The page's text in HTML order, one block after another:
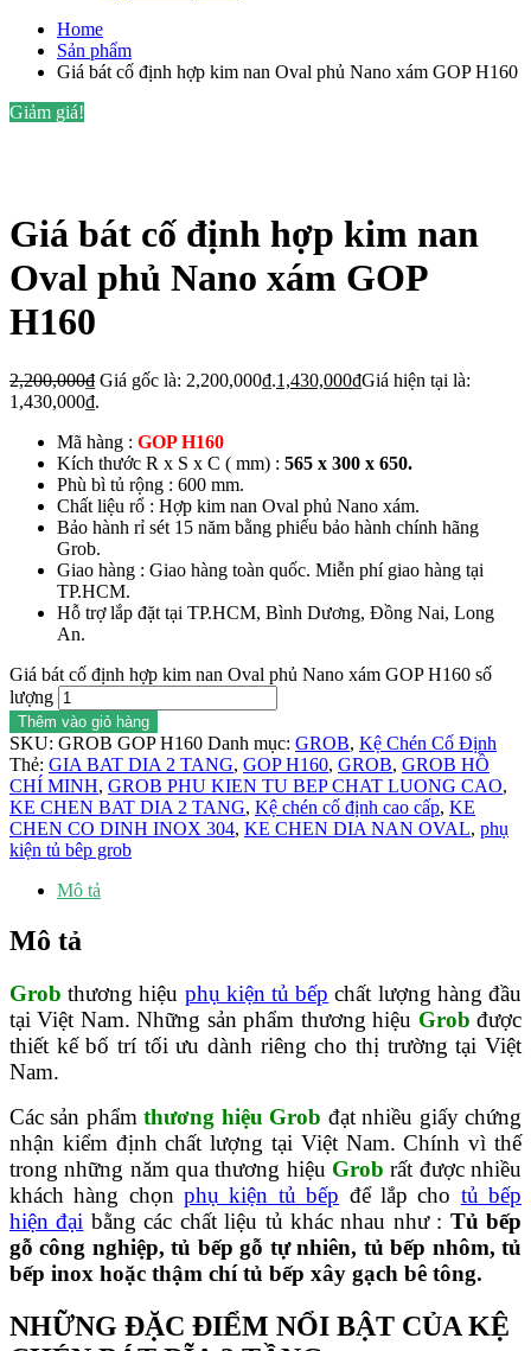
Home
Sản phẩm
Giá bát cố định hợp kim nan Oval phủ Nano xám GOP H160
Giảm giá!
Giá bát cố định hợp kim nan
Oval phủ Nano xám GOP
H160
2,200,000₫ Giá gốc là: 2,200,000₫.1,430,000₫Giá hiện tại là:
1,430,000₫.
Mã hàng : GOP H160
Kích thước R x S x C ( mm) : 565 x 300 x 650.
Phù bì tủ rộng : 600 mm.
Chất liệu rổ : Hợp kim nan Oval phủ Nano xám.
Bảo hành rỉ sét 15 năm bằng phiếu bảo hành chính hãng
Grob.
Giao hàng : Giao hàng toàn quốc. Miễn phí giao hàng tại
TP.HCM.
Hỗ trợ lắp đặt tại TP.HCM, Bình Dương, Đồng Nai, Long
An.
Giá bát cố định hợp kim nan Oval phủ Nano xám GOP H160 số
lượng
Thêm vào giỏ hàng
SKU: GROB GOP H160 Danh mục: GROB, Kệ Chén Cố Định
Thẻ: GIA BAT DIA 2 TANG, GOP H160, GROB, GROB HỒ
CHÍ MINH, GROB PHU KIEN TU BEP CHAT LUONG CAO,
KE CHEN BAT DIA 2 TANG, Kệ chén cố định cao cấp, KE
CHEN CO DINH INOX 304, KE CHEN DIA NAN OVAL, phụ
kiện tủ bêp grob
Mô tả
Mô tả
Grob thương hiệu phụ kiện tủ bếp chất lượng hàng đầu
tại Việt Nam. Những sản phẩm thương hiệu Grob được
thiết kế bố trí tối ưu dành riêng cho thị trường tại Việt
Nam.
Các sản phẩmthương hiệu Grob đạt nhiều giấy chứng
nhận kiểm định chất lượng tại Việt Nam. Chính vì thế
trong những năm qua thương hiệu Grob rất được nhiều
khách hàng chọnphụ kiện tủ bếp để lắp cho tủ bếp
hiện đại bằng các chất liệu tủ khác nhau như : Tủ bếp
gỗ công nghiệp, tủ bếp gỗ tự nhiên, tủ bếp nhôm, tủ
bếp inox hoặc thậm chí tủ bếp xây gạch bê tông.
NHỮNG ĐẶC ĐIỂM NỔI BẬT CỦA KỆ